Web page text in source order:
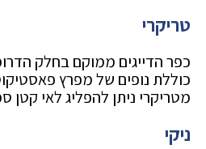
טריקרי
כפר הדייגים ממוקם בחלק
כוללת נופים של מפרץ
מטריקרי ניתן להפליג לאי קטן
ניקי